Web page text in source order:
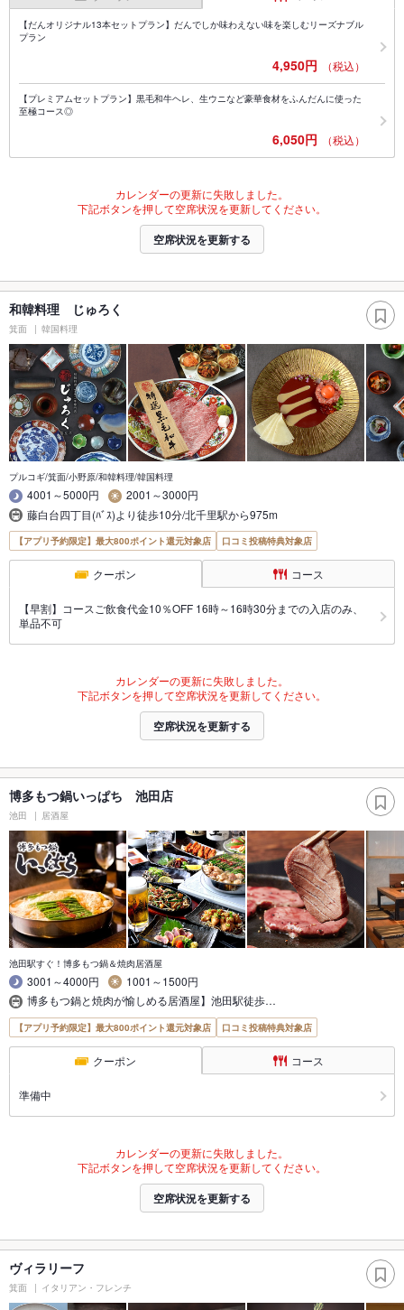
【だんオリジナル13本セットプラン】だんでしか味わえない味を楽しむリーズナブル
プラン
4,950円 （税込）
【プレミアムセットプラン】黒毛和牛ヘレ、生ウニなど豪華食材をふんだんに使った
至極コース◎
6,050円 （税込）
カレンダーの更新に失敗しました。
下記ボタンを押して空席状況を更新してください。
空席状況を更新する
和韓料理 じゅろく
箕面 韓国料理
プルコギ/箕面/小野原/和韓料理/韓国料理
4001～5000円
2001～3000円
藤白台四丁目(ﾊﾞｽ)より徒歩10分/北千里駅から975m
【アプリ予約限定】最大800ポイント還元対象店 口コミ投稿特典対象店
クーポン コース
【早割】コースご飲食代金10％OFF 16時～16時30分までの入店のみ、
単品不可
カレンダーの更新に失敗しました。
下記ボタンを押して空席状況を更新してください。
空席状況を更新する
博多もつ鍋いっぱち 池田店
池田 居酒屋
池田駅すぐ！博多もつ鍋＆焼肉居酒屋
3001～4000円
1001～1500円
博多もつ鍋と焼肉が愉しめる居酒屋】池田駅徒歩…
【アプリ予約限定】最大800ポイント還元対象店 口コミ投稿特典対象店
クーポン コース
準備中
カレンダーの更新に失敗しました。
下記ボタンを押して空席状況を更新してください。
空席状況を更新する
ヴィラリーフ
箕面 イタリアン・フレンチ